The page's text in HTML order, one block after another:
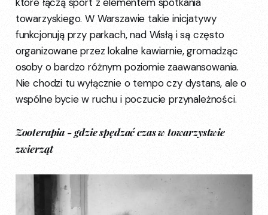
które łączą sport z elementem spotkania
towarzyskiego. W Warszawie takie inicjatywy
funkcjonują przy parkach, nad Wisłą i są często
organizowane przez lokalne kawiarnie, gromadząc
osoby o bardzo różnym poziomie zaawansowania.
Nie chodzi tu wyłącznie o tempo czy dystans, ale o
wspólne bycie w ruchu i poczucie przynależności.
Zooterapia - gdzie spędzać czas w towarzystwie
zwierząt